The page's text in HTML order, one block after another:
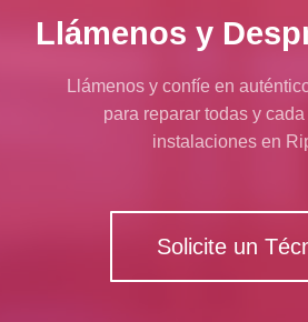
Llámenos y
Llámenos y confíe en
para reparar todas y
instalaciones en
Solicite un